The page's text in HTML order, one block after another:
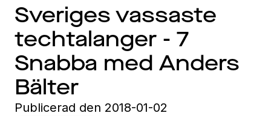
Sveriges vassaste
techtalanger - 7
Snabba med Anders
Bälter
Publicerad den 2018-01-02